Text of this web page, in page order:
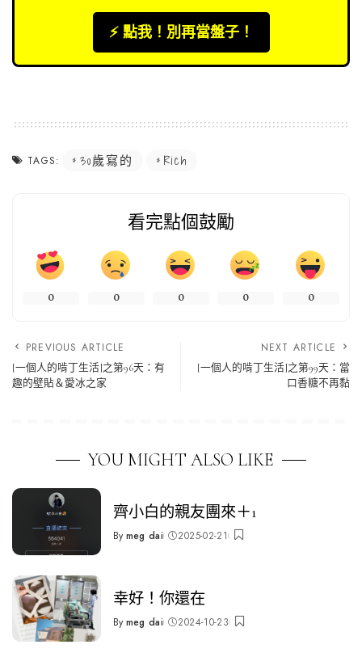
⚡️ 點我！別再當盤子！
TAGS: 30歲寫的 Rich
看完點個鼓勵
0 0 0 0 0
PREVIOUS ARTICLE
[一個人的啃丁生活]之第96天：有
趣的壁貼＆愛冰之家
NEXT ARTICLE
[一個人的啃丁生活]之第99天：當
口香糖不再黏
YOU MIGHT ALSO LIKE
齊小白的親友團來＋1
Posted
By meg dai 2025-02-21
幸好！你還在
Posted
By meg dai 2024-10-23